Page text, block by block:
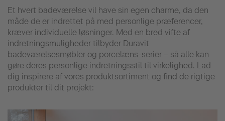
Et hvert badeværelse vil have sin egen charme, da den
måde de er indrettet på med personlige præferencer,
kræver individuelle løsninger. Med en bred vifte af
indretningsmuligheder tilbyder Duravit
badeværelsesmøbler og porcelæns-serier – så alle kan
gøre deres personlige indretningsstil til virkelighed. Lad
dig inspirere af vores produktsortiment og find de rigtige
produkter til dit projekt: